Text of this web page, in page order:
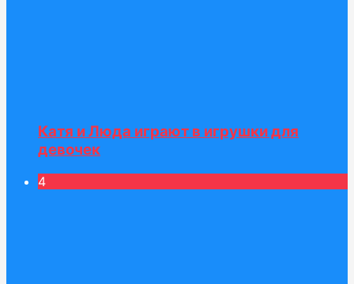
Катя и Люда играют в игрушки для
девочек
4